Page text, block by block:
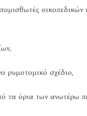
ρυμοτομικό σχέδιο,
τα όρια των ανωτέρω